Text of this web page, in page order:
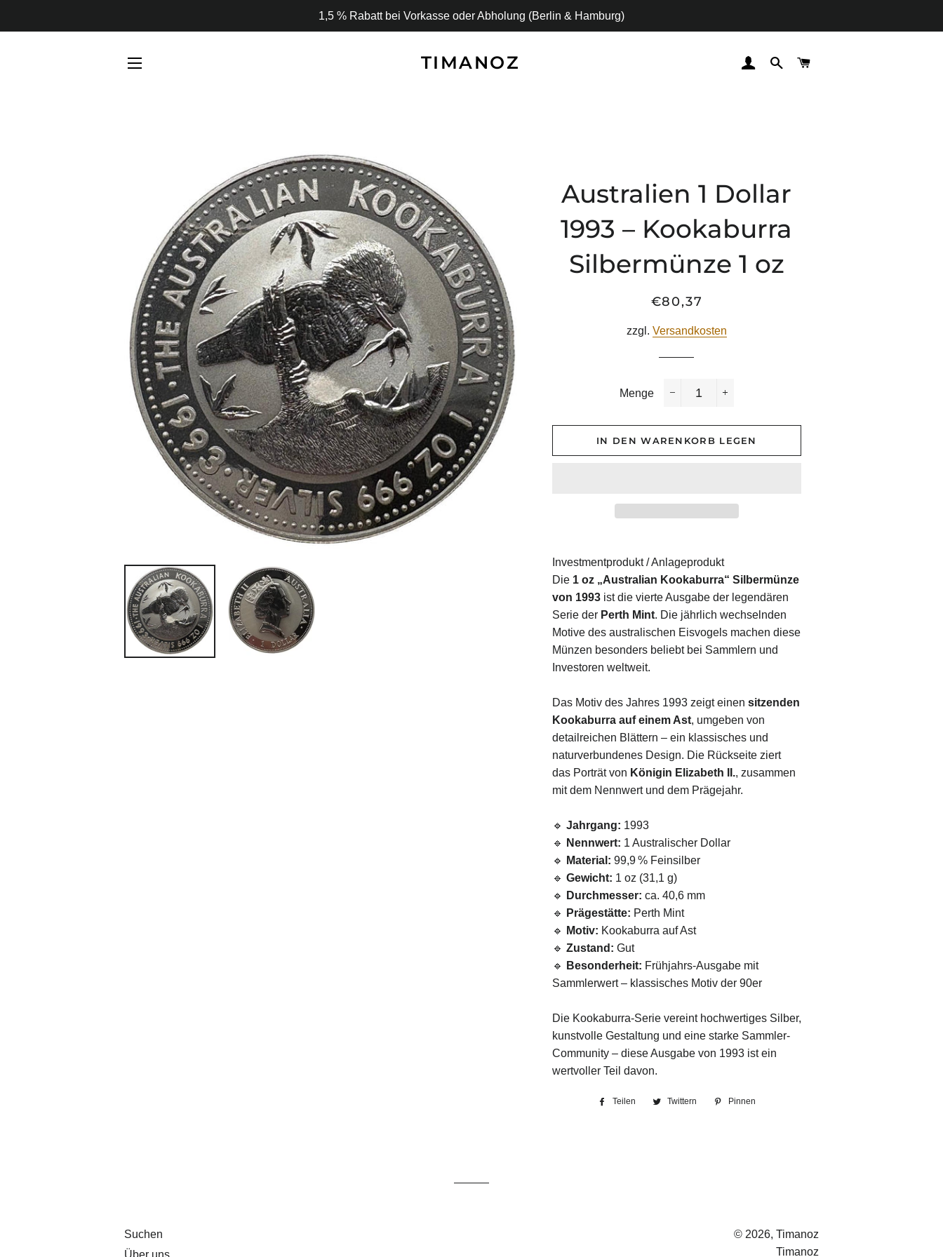
1,5 % Rabatt bei Vorkasse oder Abholung (Berlin & Hamburg)
TIMANOZ EINLOGGEN
SUCHE
Australien 1 Dollar
1993 – Kookaburra
Silbermünze 1 oz
Normaler
Sonderpreis
€80,37
zzgl. Versandkosten
Menge
IN DEN WARENKORB LEGEN
Investmentprodukt / Anlageprodukt
Die 1 oz „Australian Kookaburra“ Silbermünze
von 1993ist die vierte Ausgabe der legendären
Serie der Perth Mint. Die jährlich wechselnden
Motive des australischen Eisvogels machen diese
Münzen besonders beliebt bei Sammlern und
Investoren weltweit.
Das Motiv des Jahres 1993 zeigt einen sitzenden
Kookaburra auf einem Ast, umgeben von
detailreichen Blättern – ein klassisches und
naturverbundenes Design. Die Rückseite ziert
das Porträt von Königin Elizabeth II., zusammen
mit dem Nennwert und dem Prägejahr.
🔹 Jahrgang: 1993
🔹
Nennwert: 1 Australischer Dollar
🔹
Material: 99,9 % Feinsilber
🔹 Gewicht: 1 oz (31,1 g)
🔹
Durchmesser: ca. 40,6 mm
🔹
Prägestätte: Perth Mint
🔹
Motiv: Kookaburra auf Ast
🔹 Zustand: Gut
🔹
Besonderheit: Frühjahrs-Ausgabe mit
Sammlerwert – klassisches Motiv der 90er
Die Kookaburra-Serie vereint hochwertiges Silber,
kunstvolle Gestaltung und eine starke Sammler-
Community – diese Ausgabe von 1993 ist ein
wertvoller Teil davon.
Teilen
Auf
Twittern
Auf
Pinnen
Suchen
Über uns
© 2026, Timanoz
Timanoz